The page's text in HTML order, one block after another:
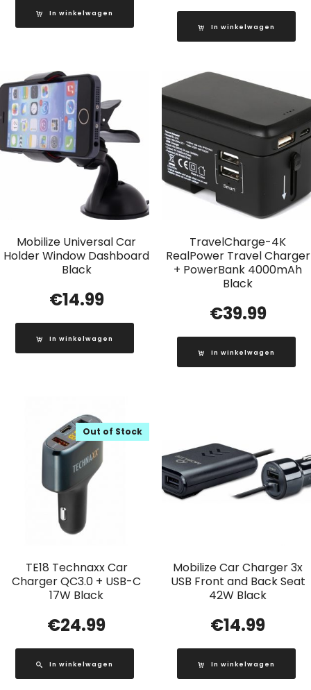
In winkelwagen
In winkelwagen
Mobilize Universal Car
Holder Window Dashboard
Black
€14.99
In winkelwagen
TravelCharge-4K
RealPower Travel Charger
+ PowerBank 4000mAh
Black
€39.99
In winkelwagen
TE18 Technaxx Car
Charger QC3.0 + USB-C
17W Black
Out of Stock
€24.99
In winkelwagen
Mobilize Car Charger 3x
USB Front and Back Seat
42W Black
€14.99
In winkelwagen